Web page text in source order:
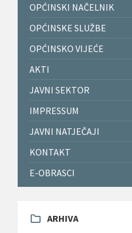
OPĆINSKI NAČELNIK
OPĆINSKE SLUŽBE
OPĆINSKO VIJEĆE
AKTI
JAVNI SEKTOR
IMPRESSUM
JAVNI NATJEČAJI
KONTAKT
E-OBRASCI
ARHIVA